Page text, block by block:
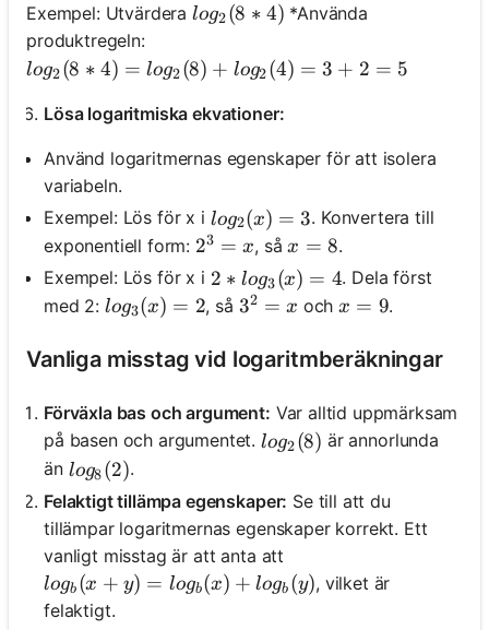
Exempel: Utvärdera log_2(8 * 4)
log2 (8 ∗ 4) *Använda
produktregeln:
log_2(8 * 4) = log_2(8) + log_2(4) = 3 + 2 = 5
log2 (8 ∗ 4) = log2 (8) + log2(4) = 3 + 2 = 5
Lösa logaritmiska ekvationer:
Använd logaritmernas egenskaper för att isolera
variabeln.
Exempel: Lös för x i log_2(x) = 3
log2(x) = 3. Konvertera till
exponentiell form: 2^3 = x
23 = x, såx = 8
x = 8.
Exempel: Lös för x i 2*log_3(x) = 4
2 ∗ log3 (x) = 4. Dela först
med 2: log_3(x) = 2
log3(x) = 2, så 3^2 = x
32 = x ochx = 9
x = 9.
Vanliga misstag vid logaritmberäkningar
Förväxla bas och argument: Var alltid uppmärksam
på basen och argumentet. log_2(8)
log2 (8) är annorlunda
än log_8(2)
log8(2).
Felaktigt tillämpa egenskaper: Se till att du
tillämpar logaritmernas egenskaper korrekt. Ett
vanligt misstag är att anta att
log_b(x+y) = log_b(x) + log_b(y)
logb (x + y) = logb(x) + logb (y), vilket är
felaktigt.